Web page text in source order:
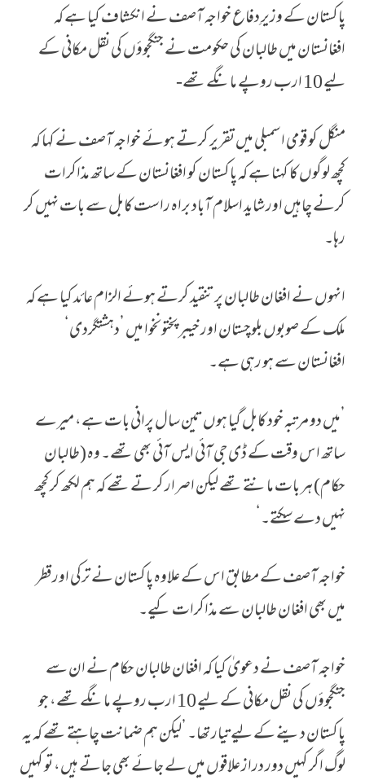
افغان طالبان نے 10 ارب روپے مانگے اور دینے کے لیے تیار تھے مگر: پاکستانی وزیر دفاع
پاکستان کے وزیرِ دفاع خواجہ آصف نے انکشاف کیا ہے کہ
افغانستان میں طالبان کی حکومت نے جنگجوؤں کی نقل مکانی کے
لیے 10 ارب روپے مانگے تھے-
منگل کو قومی اسمبلی میں تقریر کرتے ہوئے خواجہ آصف نے کہا کہ
کچھ لوگوں کا کہنا ہے کہ پاکستان کو افغانستان کے ساتھ مذاکرات
کرنے چاہیں اور شاید اسلام آباد براہ راست کابل سے بات نہیں کر
رہا۔
انہوں نے افغان طالبان پر تنقید کرتے ہوئے الزام عائد کیا ہے کہ
ملک کے صوبوں بلوچستان اور خیبر پختونخوا میں ’دہشتگردی‘
افغانستان سے ہو رہی ہے۔
’میں دو مرتبہ خود کابل گیا ہوں تین سال پرانی بات ہے، میرے
ساتھ اس وقت کے ڈی جی آئی ایس آئی بھی تھے۔ وہ (طالبان
حکام) ہر بات مانتے تھے لیکن اصرار کر تے تھے کہ ہم لکھ کر کچھ
نہیں دے سکتے۔‘
خواجہ آصف کے مطابق اس کے علاوہ پاکستان نے ترکی اور قطر
میں بھی افغان طالبان سے مذاکرات کیے۔
خواجہ آصف نے دعویٰ کیا کہ افغان طالبان حکام نے ان سے
جنگجوؤں کی نقل مکانی کے لیے 10 ارب روپے مانگے تھے، جو
پاکستان دینے کے لیے تیار تھا۔ ’لیکن ہم ضمانت چاہتے تھے کہ یہ
لوگ اگر کہیں دور دراز علاقوں میں لے جائے بھی جاتے ہیں، تو کہیں